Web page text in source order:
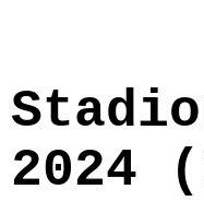
2024